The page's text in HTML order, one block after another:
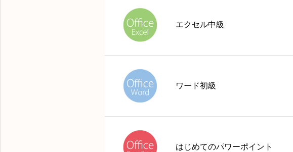
エクセル中級
ワード初級
はじめてのパワーポイント